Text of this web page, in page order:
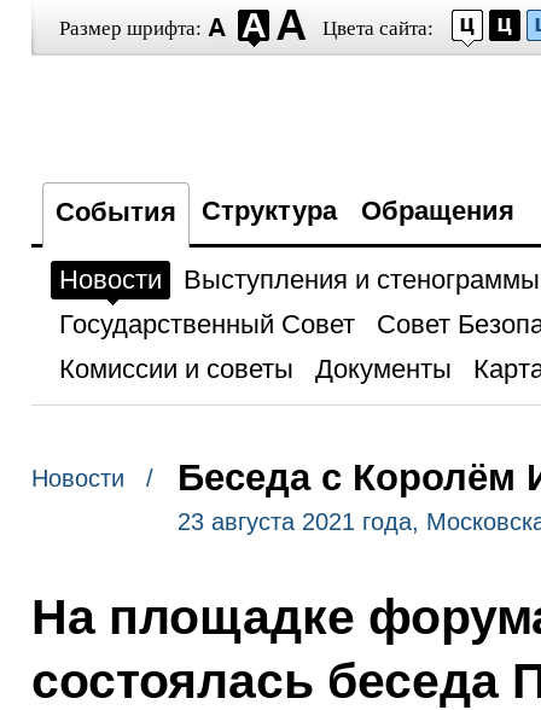
Размер шрифта: Цвета сайта:
События Структура Обращения
Новости
Выступления и стенограммы
Государственный Совет
Совет
Комиссии и советы
Документы
Новости / Беседа с Королём
23 августа 2021 года,
На площадке
состоялась беседа